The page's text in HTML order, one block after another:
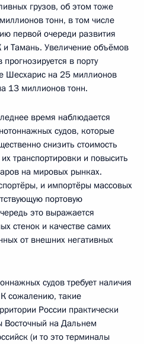
грузов, об этом тоже
тонн, в том числе
первой очереди развития
Тамань. Увеличение объёмов
в порту
Шесхарис на 25 миллионов
13 миллионов тонн.
время наблюдается
судов, которые
снизить стоимость
транспортировки и повысить
на мировых рынках.
и импортёры массовых
портовую
это выражается
стенок и качестве самих
от внешних негативных
судов требует наличия
сожалению, такие
России практически
Восточный на Дальнем
(и то это терминалы